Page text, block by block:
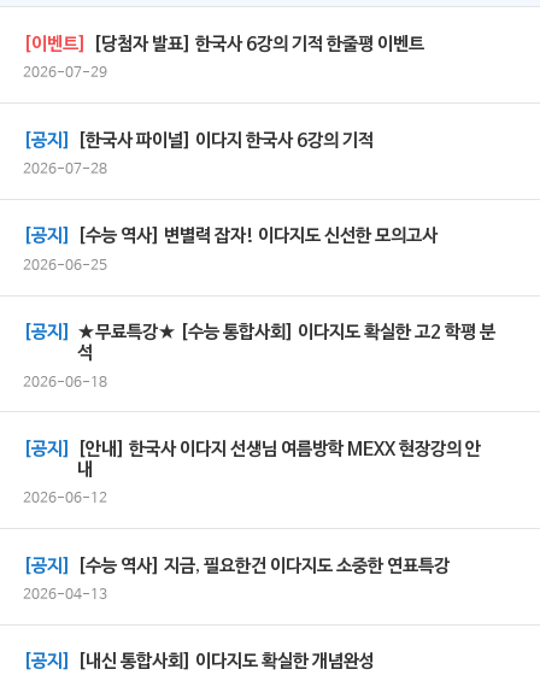
[이벤트] [당첨자 발표] 한국사 6강의 기적 한줄평 이벤트
2026-07-29
[공지] [한국사 파이널] 이다지 한국사 6강의 기적
2026-07-28
[공지] [수능 역사] 변별력 잡자! 이다지도 신선한 모의고사
2026-06-25
[공지]
★무료특강★ [수능 통합사회] 이다지도 확실한 고2 학평 분
석
2026-06-18
[공지]
[안내] 한국사 이다지 선생님 여름방학 MEXX 현장강의 안
내
2026-06-12
[공지] [수능 역사] 지금, 필요한건 이다지도 소중한 연표특강
2026-04-13
[공지] [내신 통합사회] 이다지도 확실한 개념완성